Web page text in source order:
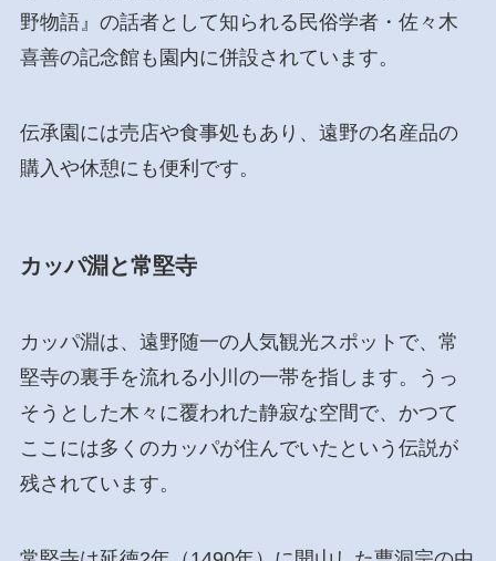
野物語』の話者として知られる民俗学者・佐々木
喜善の記念館も園内に併設されています。
伝承園には売店や食事処もあり、遠野の名産品の
購入や休憩にも便利です。
カッパ淵と常堅寺
カッパ淵は、遠野随一の人気観光スポットで、常
堅寺の裏手を流れる小川の一帯を指します。うっ
そうとした木々に覆われた静寂な空間で、かつて
ここには多くのカッパが住んでいたという伝説が
残されています。